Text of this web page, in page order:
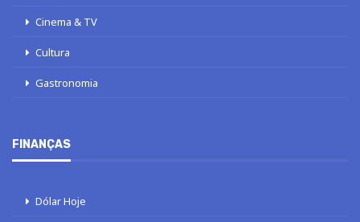
Cinema & TV
Cultura
Gastronomia
FINANÇAS
Dólar Hoje